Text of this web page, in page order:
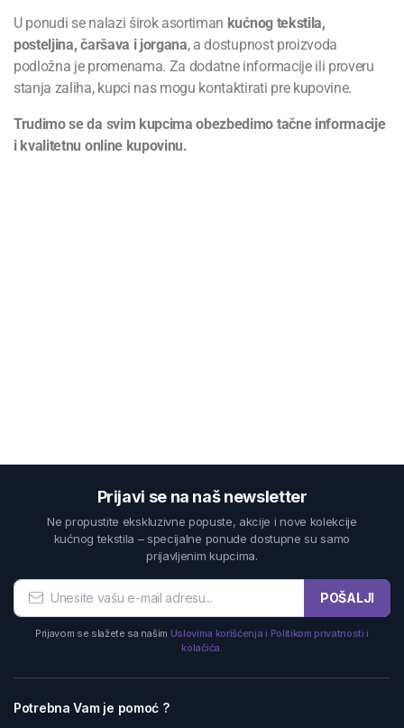
U ponudi se nalazi širok asortiman kućnog tekstila,
posteljina, čaršava i jorgana, a dostupnost proizvoda
podložna je promenama. Za dodatne informacije ili proveru
stanja zaliha, kupci nas mogu kontaktirati pre kupovine.
Trudimo se da svim kupcima obezbedimo tačne informacije
i kvalitetnu online kupovinu.
Prijavi se na naš newsletter
Ne propustite ekskluzivne popuste, akcije i nove kolekcije
kućnog tekstila – specijalne ponude dostupne su samo
prijavljenim kupcima.
POŠALJI
Prijavom se slažete sa našim Uslovima korišćenja i Politikom privatnosti i
kolačića.
Potrebna Vam je pomoć ?